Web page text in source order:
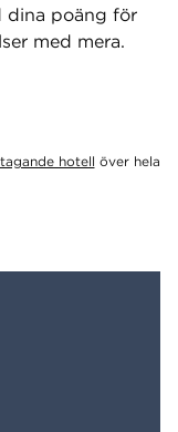
dina poäng för
med mera.
hotell.Öppnar ny
över hela